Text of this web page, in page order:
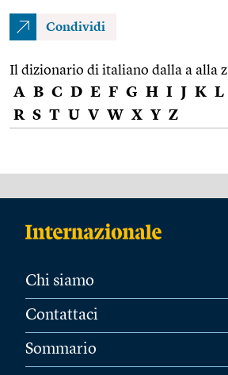
Condividi
Il dizionario di italiano dalla a alla z
A B C D E F G H I J K L
R S T U V W X Y Z
Chi siamo
Contattaci
Sommario